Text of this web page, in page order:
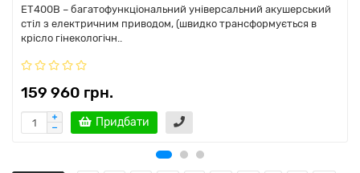
ЕТ400В – багатофункціональний універсальний акушерський
стіл з електричним приводом, (швидко трансформується в
крісло гінекологічн..
159 960 грн.
Придбати